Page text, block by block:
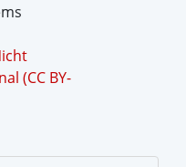
(CC BY-